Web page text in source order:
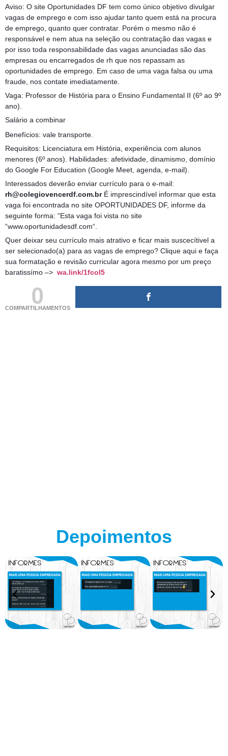
Aviso: O site Oportunidades DF tem como único objetivo divulgar
vagas de emprego e com isso ajudar tanto quem está na procura
de emprego, quanto quer contratar. Porém o mesmo não é
responsável e nem atua na seleção ou contratação das vagas e
por isso toda responsabilidade das vagas anunciadas são das
empresas ou encarregados de rh que nos repassam as
oportunidades de emprego. Em caso de uma vaga falsa ou uma
fraude, nos contate imediatamente.
Vaga: Professor de História para o Ensino Fundamental II (6º ao 9º
ano).
Salário a combinar
Benefícios: vale transporte.
Requisitos: Licenciatura em História, experiência com alunos
menores (6º anos). Habilidades: afetividade, dinamismo, domínio
do Google For Education (Google Meet, agenda, e-mail).
Interessados deverão enviar currículo para o e-mail:
rh@colegiovencerdf.com.brÉ imprescindível informar que esta
vaga foi encontrada no site OPORTUNIDADES DF, informe da
seguinte forma: “Esta vaga foi vista no site
“www.oportunidadesdf.com“.
Quer deixar seu currículo mais atrativo e ficar mais suscecítivel a
ser selecionado(a) para as vagas de emprego? Clique aqui e faça
sua formatação e revisão curricular agora mesmo por um preço
baratissímo –> wa.link/1fcol5
0
COMPARTILHAMENTOS
Depoimentos